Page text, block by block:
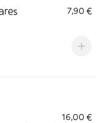
7,90 €
16,00 €